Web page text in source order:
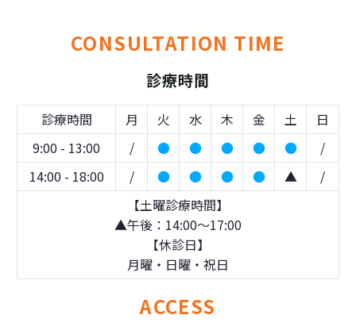
CONSULTATION TIME
診療時間
診療時間 月 火 水 木 金 土
日
9:00 - 13:00
/ ● ● ● ● ●
/
14:00 - 18:00
/ ● ● ● ● ▲
/
【土曜診療時間】
▲午後：14:00～17:00
【休診日】
月曜・日曜・祝日
ACCESS